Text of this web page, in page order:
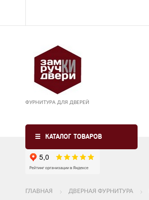
ФУРНИТУРА ДЛЯ ДВЕРЕЙ
КАТАЛОГ ТОВАРОВ
ГЛАВНАЯ ДВЕРНАЯ ФУРНИТУРА